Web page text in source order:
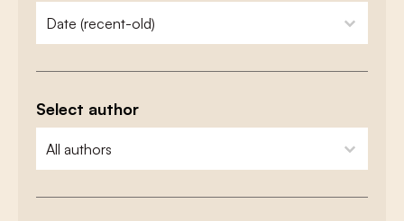
zoeken - sorteer
sort content
Select author
zoeken - auteurs
select content